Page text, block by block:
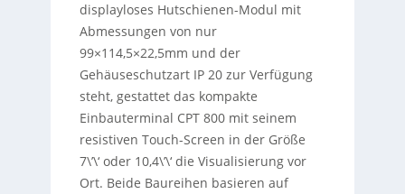
displayloses Hutschienen-Modul mit
Abmessungen von nur
99×114,5×22,5mm und der
Gehäuseschutzart IP 20 zur Verfügung
steht, gestattet das kompakte
Einbauterminal CPT 800 mit seinem
resistiven Touch-Screen in der Größe
7\’\‘ oder 10,4\’\‘ die Visualisierung vor
Ort. Beide Baureihen basieren auf